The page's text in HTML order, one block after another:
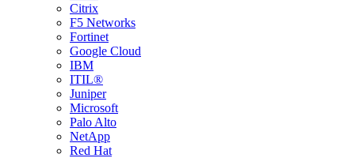
Citrix
F5 Networks
Fortinet
Google Cloud
IBM
ITIL®
Juniper
Microsoft
Palo Alto
NetApp
Red Hat